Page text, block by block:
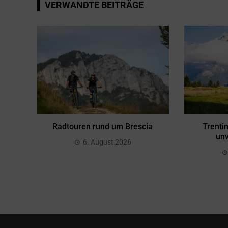
VERWANDTE BEITRÄGE
Radtouren rund um Brescia
6. August 2026